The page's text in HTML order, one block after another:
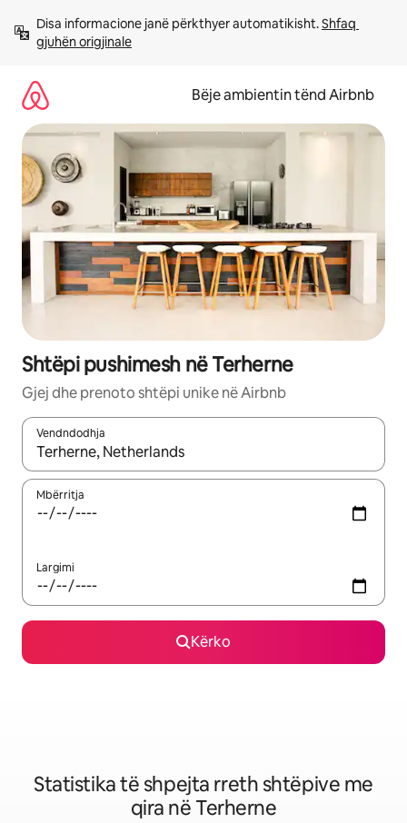
përmbajtja
Disa informacione janë përkthyer automatikisht. Shfaq
gjuhën origjinale
Bëje ambientin tënd Airbnb
Shtëpi pushimesh në Terherne
Gjej dhe prenoto shtëpi unike në Airbnb
Vendndodhja
Kur rezultatet të jenë të disponueshme, lëviz me butonat e
Mbërritja
Largimi
Kërko
Statistika të shpejta rreth shtëpive me
qira në Terherne